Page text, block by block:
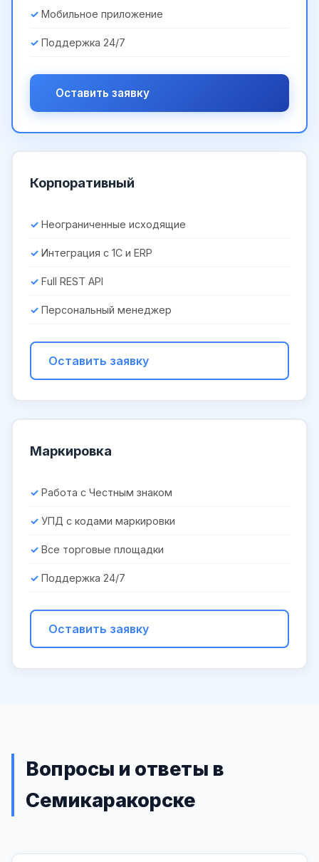
Мобильное приложение
Поддержка 24/7
Оставить заявку
Корпоративный
Неограниченные исходящие
Интеграция с 1С и ERP
Full REST API
Персональный менеджер
Оставить заявку
Маркировка
Работа с Честным знаком
УПД с кодами маркировки
Все торговые площадки
Поддержка 24/7
Оставить заявку
Вопросы и ответы в
Семикаракорске